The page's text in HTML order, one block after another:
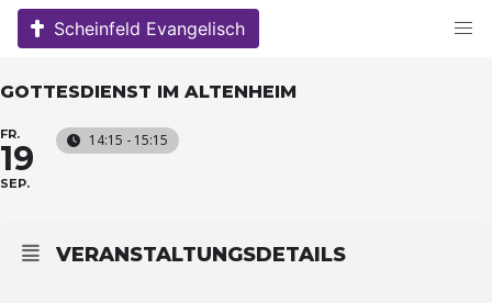
Skip
Scheinfeld Evangelisch
GOTTESDIENST IM ALTENHEIM
FR.
19
SEP.
14:15 - 15:15
VERANSTALTUNGSDETAILS